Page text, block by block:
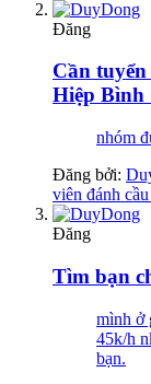
Đăng
Cần
Hiệp Bình
nhóm
Đăng bởi:
viên đánh
Đăng
Tìm bạn
mình ở
45k/h
bạn.